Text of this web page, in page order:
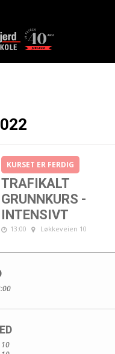
KURSET ER FERDIG
TRAFIKALT
GRUNNKURS -
INTENSIVT
13:00 Løkkeveien 10